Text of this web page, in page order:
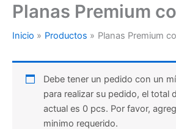
Planas Premium
Inicio Productos Planas Premium
Debe tener un pedido con un
para realizar su pedido, el total
actual es 0 pcs. Por favor,
minimo requerido.